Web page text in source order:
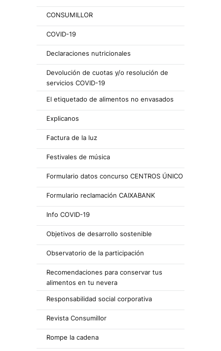
CONSUMILLOR
COVID-19
Declaraciones nutricionales
Devolución de cuotas y/o resolución de
servicios COVID-19
El etiquetado de alimentos no envasados
Explicanos
Factura de la luz
Festivales de música
Formulario datos concurso CENTROS ÚNICO
Formulario reclamación CAIXABANK
Info COVID-19
Objetivos de desarrollo sostenible
Observatorio de la participación
Recomendaciones para conservar tus
alimentos en tu nevera
Responsabilidad social corporativa
Revista Consumillor
Rompe la cadena